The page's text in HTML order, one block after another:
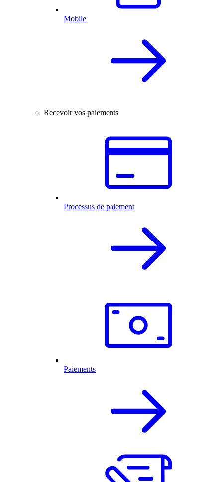
Mobile
Recevoir vos paiements
Processus de paiement
Paiements